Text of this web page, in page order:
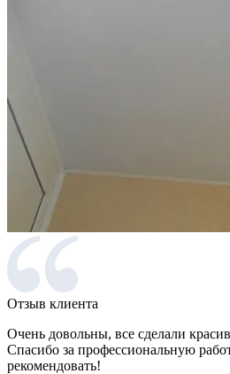
Отзыв клиента
Очень довольны, все сделали
Спасибо за профессиональную
рекомендовать!